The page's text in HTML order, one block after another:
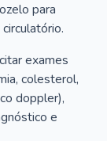
para
exames
colesterol,
doppler),
e